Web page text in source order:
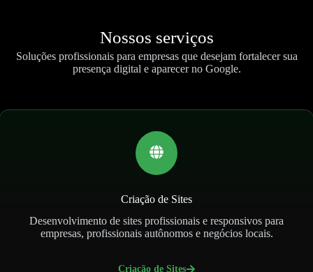
Nossos serviços
Soluções profissionais para empresas que desejam fortalecer sua
presença digital e aparecer no Google.
Criação de Sites
Desenvolvimento de sites profissionais e responsivos para
empresas, profissionais autônomos e negócios locais.
Criação de Sites